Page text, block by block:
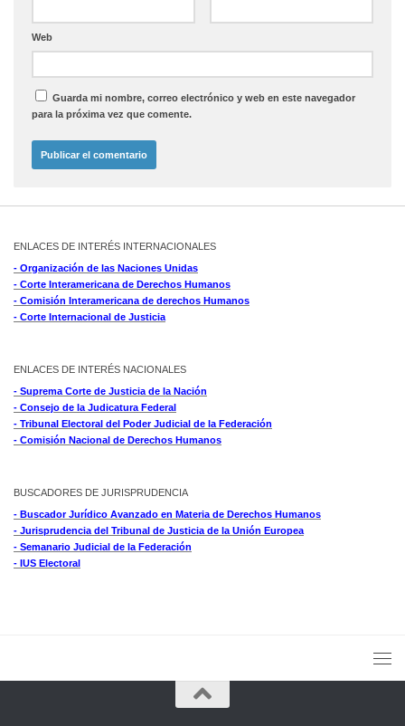
Web
Guarda mi nombre, correo electrónico y web en este navegador
para la próxima vez que comente.
ENLACES DE INTERÉS INTERNACIONALES
- Organización de las Naciones Unidas
- Corte Interamericana de Derechos Humanos
- Comisión Interamericana de derechos Humanos
- Corte Internacional de Justicia
ENLACES DE INTERÉS NACIONALES
- Suprema Corte de Justicia de la Nación
- Consejo de la Judicatura Federal
- Tribunal Electoral del Poder Judicial de la Federación
- Comisión Nacional de Derechos Humanos
BUSCADORES DE JURISPRUDENCIA
- Buscador Jurídico Avanzado en Materia de Derechos Humanos
- Jurisprudencia del Tribunal de Justicia de la Unión Europea
- Semanario Judicial de la Federación
- IUS Electoral